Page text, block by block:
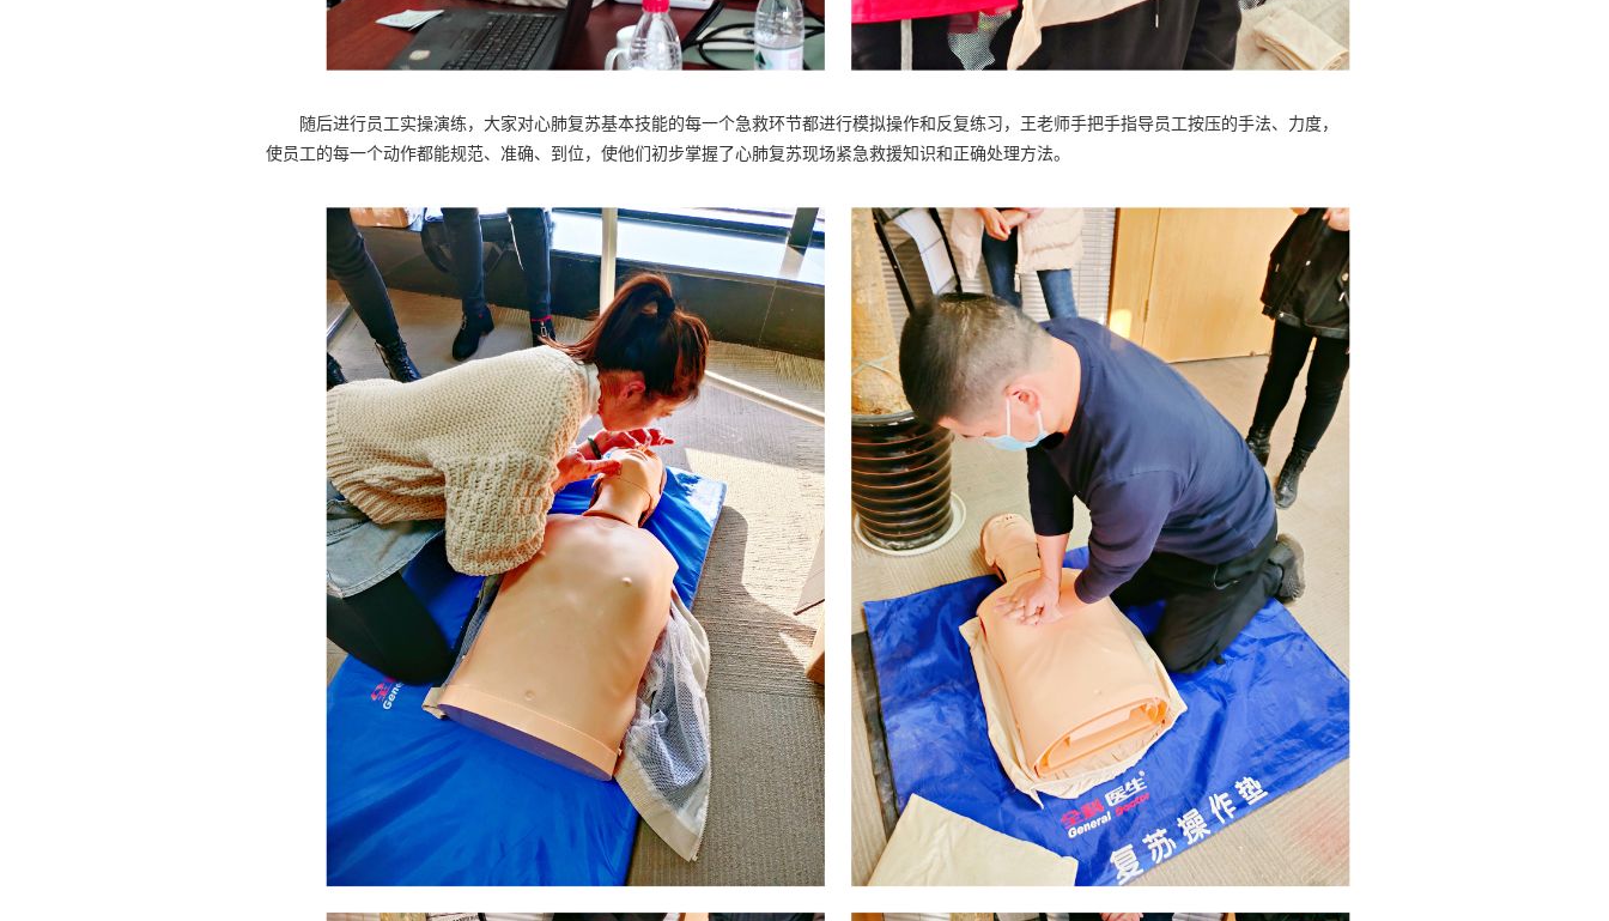
随后进行员工实操演练，大家对心肺复苏基本技能的每一个急救环节都进行模拟操作和反复练习，王老师手把手指导员工按压的手法、力度，
使员工的每一个动作都能规范、准确、到位，使他们初步掌握了心肺复苏现场紧急救援知识和正确处理方法。